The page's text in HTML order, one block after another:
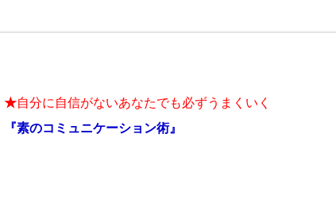
★自分に自信がないあなたでも必ずうまくいく
『素のコミュニケーション術』